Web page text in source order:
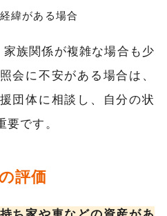
緯がある場合
族関係が複雑な場合も少
会に不安がある場合は、
団体に相談し、自分の状
です。
評価